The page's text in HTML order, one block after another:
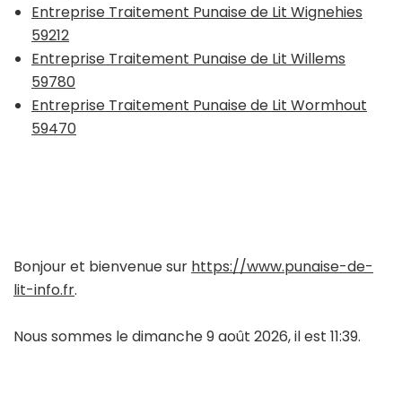
Entreprise Traitement Punaise de Lit Wignehies
59212
Entreprise Traitement Punaise de Lit Willems
59780
Entreprise Traitement Punaise de Lit Wormhout
59470
Bonjour et bienvenue sur https://www.punaise-de-
lit-info.fr.
Nous sommes le dimanche 9 août 2026, il est 11:39.